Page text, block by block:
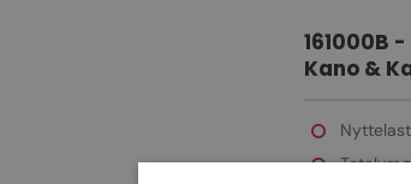
161000B
Kano &